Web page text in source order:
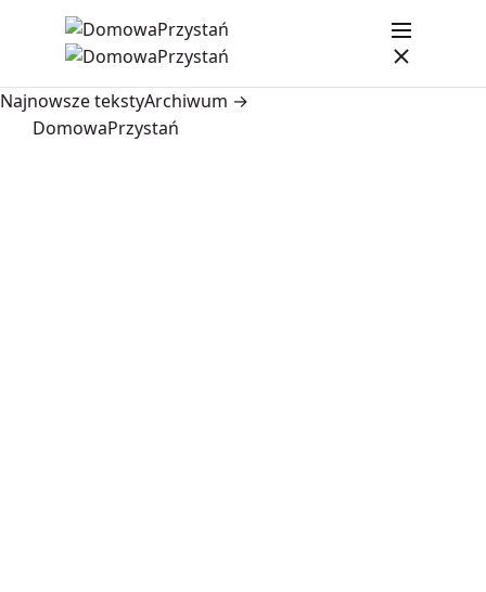
Najnowsze tekstyArchiwum →
DomowaPrzystań